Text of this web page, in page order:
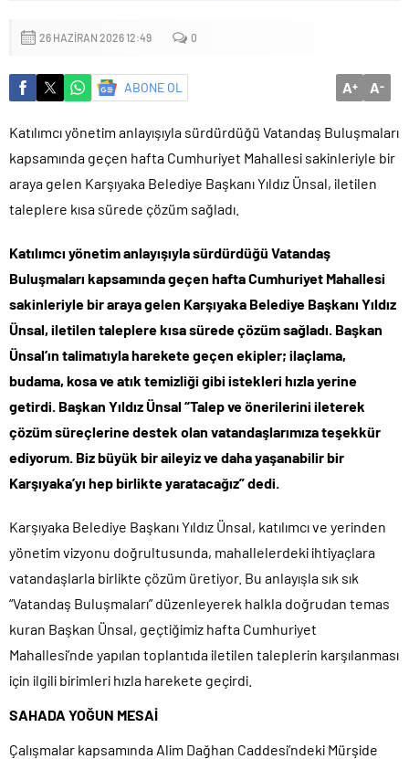
26 HAZIRAN 2026 12:49 0
ABONE OL A+ A-
Katılımcı yönetim anlayışıyla sürdürdüğü Vatandaş Buluşmaları
kapsamında geçen hafta Cumhuriyet Mahallesi sakinleriyle bir
araya gelen Karşıyaka Belediye Başkanı Yıldız Ünsal, iletilen
taleplere kısa sürede çözüm sağladı.
Katılımcı yönetim anlayışıyla sürdürdüğü Vatandaş
Buluşmaları kapsamında geçen hafta Cumhuriyet Mahallesi
sakinleriyle bir araya gelen Karşıyaka Belediye Başkanı Yıldız
Ünsal, iletilen taleplere kısa sürede çözüm sağladı. Başkan
Ünsal’ın talimatıyla harekete geçen ekipler; ilaçlama,
budama, kosa ve atık temizliği gibi istekleri hızla yerine
getirdi. Başkan Yıldız Ünsal “Talep ve önerilerini ileterek
çözüm süreçlerine destek olan vatandaşlarımıza teşekkür
ediyorum. Biz büyük bir aileyiz ve daha yaşanabilir bir
Karşıyaka’yı hep birlikte yaratacağız” dedi.
Karşıyaka Belediye Başkanı Yıldız Ünsal, katılımcı ve yerinden
yönetim vizyonu doğrultusunda, mahallelerdeki ihtiyaçlara
vatandaşlarla birlikte çözüm üretiyor. Bu anlayışla sık sık
“Vatandaş Buluşmaları” düzenleyerek halkla doğrudan temas
kuran Başkan Ünsal, geçtiğimiz hafta Cumhuriyet
Mahallesi’nde yapılan toplantıda iletilen taleplerin karşılanması
için ilgili birimleri hızla harekete geçirdi.
SAHADA YOĞUN MESAİ
Çalışmalar kapsamında Alim Dağhan Caddesi’ndeki Mürşide